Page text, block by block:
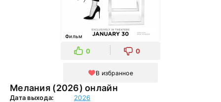
Мелания (2026) онлайн
Фильм
0 0
В избранное
Дата выхода:
2026